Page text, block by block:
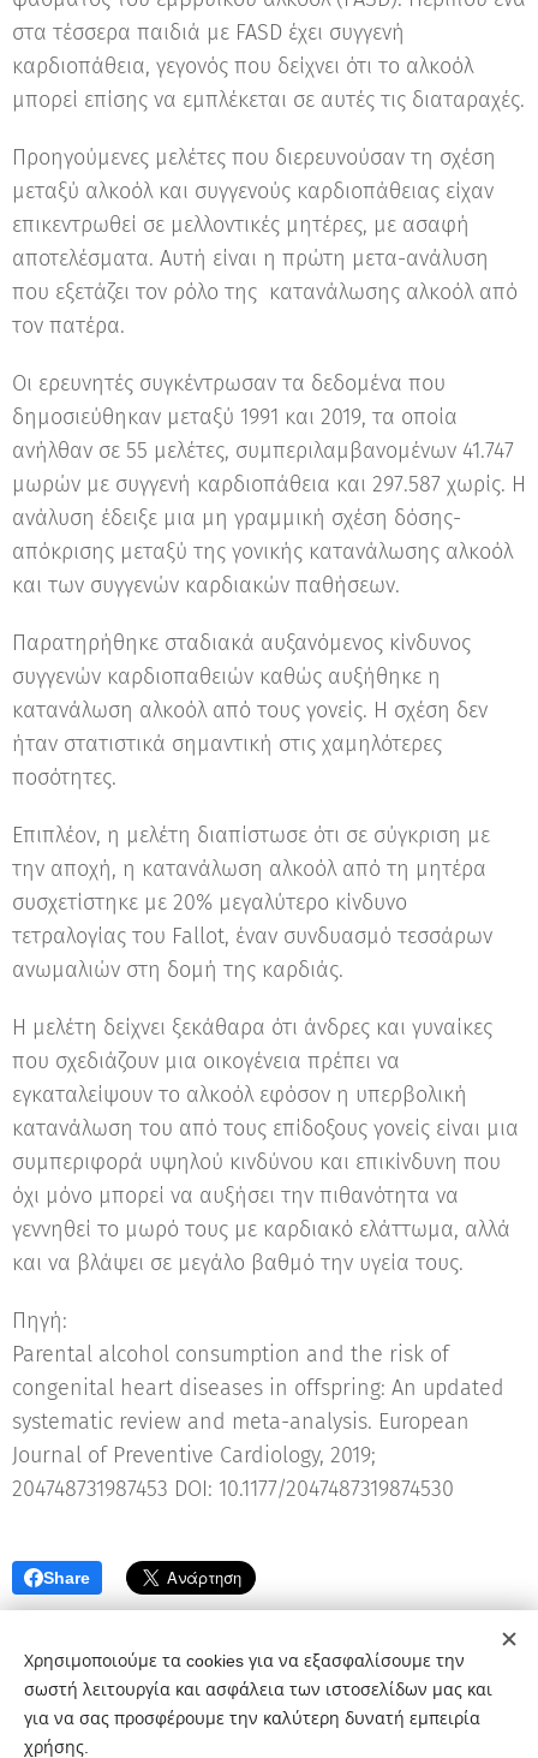
στα τέσσερα παιδιά με FASD έχει συγγενή
καρδιοπάθεια, γεγονός που δείχνει ότι το αλκοόλ
μπορεί επίσης να εμπλέκεται σε αυτές τις διαταραχές.
Προηγούμενες μελέτες που διερευνούσαν τη σχέση
μεταξύ αλκοόλ και συγγενούς καρδιοπάθειας είχαν
επικεντρωθεί σε μελλοντικές μητέρες, με ασαφή
αποτελέσματα. Αυτή είναι η πρώτη μετα-ανάλυση
που εξετάζει τον ρόλο της κατανάλωσης αλκοόλ από
τον πατέρα.
Οι ερευνητές συγκέντρωσαν τα δεδομένα που
δημοσιεύθηκαν μεταξύ 1991 και 2019, τα οποία
ανήλθαν σε 55 μελέτες, συμπεριλαμβανομένων 41.747
μωρών με συγγενή καρδιοπάθεια και 297.587 χωρίς. Η
ανάλυση έδειξε μια μη γραμμική σχέση δόσης-
απόκρισης μεταξύ της γονικής κατανάλωσης αλκοόλ
και των συγγενών καρδιακών παθήσεων.
Παρατηρήθηκε σταδιακά αυξανόμενος κίνδυνος
συγγενών καρδιοπαθειών καθώς αυξήθηκε η
κατανάλωση αλκοόλ από τους γονείς. Η σχέση δεν
ήταν στατιστικά σημαντική στις χαμηλότερες
ποσότητες.
Επιπλέον, η μελέτη διαπίστωσε ότι σε σύγκριση με
την αποχή, η κατανάλωση αλκοόλ από τη μητέρα
συσχετίστηκε με 20% μεγαλύτερο κίνδυνο
τετραλογίας του Fallot, έναν συνδυασμό τεσσάρων
ανωμαλιών στη δομή της καρδιάς.
Η μελέτη δείχνει ξεκάθαρα ότι άνδρες και γυναίκες
που σχεδιάζουν μια οικογένεια πρέπει να
εγκαταλείψουν το αλκοόλ εφόσον η υπερβολική
κατανάλωση του από τους επίδοξους γονείς είναι μια
συμπεριφορά υψηλού κινδύνου και επικίνδυνη που
όχι μόνο μπορεί να αυξήσει την πιθανότητα να
γεννηθεί το μωρό τους με καρδιακό ελάττωμα, αλλά
και να βλάψει σε μεγάλο βαθμό την υγεία τους.
Πηγή:
Parental alcohol consumption and the risk of
congenital heart diseases in offspring: An updated
systematic review and meta-analysis. European
Journal of Preventive Cardiology, 2019;
204748731987453 DOI: 10.1177/2047487319874530
Share
Χρησιμοποιούμε τα cookies για να εξασφαλίσουμε την
σωστή λειτουργία και ασφάλεια των ιστοσελίδων μας και
για να σας προσφέρουμε την καλύτερη δυνατή εμπειρία
χρήσης.